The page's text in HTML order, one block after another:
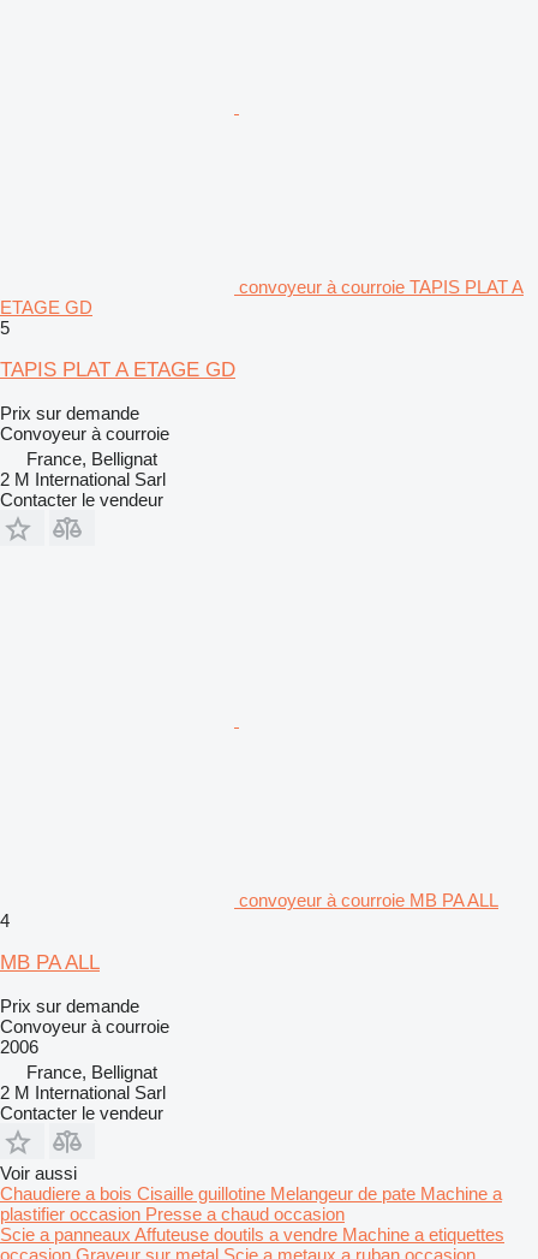
convoyeur à courroie TAPIS PLAT A
ETAGE GD
5
TAPIS PLAT A ETAGE GD
Prix sur demande
Convoyeur à courroie
France, Bellignat
2 M International Sarl
Contacter le vendeur
convoyeur à courroie MB PA ALL
4
MB PA ALL
Prix sur demande
Convoyeur à courroie
2006
France, Bellignat
2 M International Sarl
Contacter le vendeur
Voir aussi
Chaudiere a bois Cisaille guillotine Melangeur de pate Machine a
plastifier occasion Presse a chaud occasion
Scie a panneaux Affuteuse doutils a vendre Machine a etiquettes
occasion Graveur sur metal Scie a metaux a ruban occasion